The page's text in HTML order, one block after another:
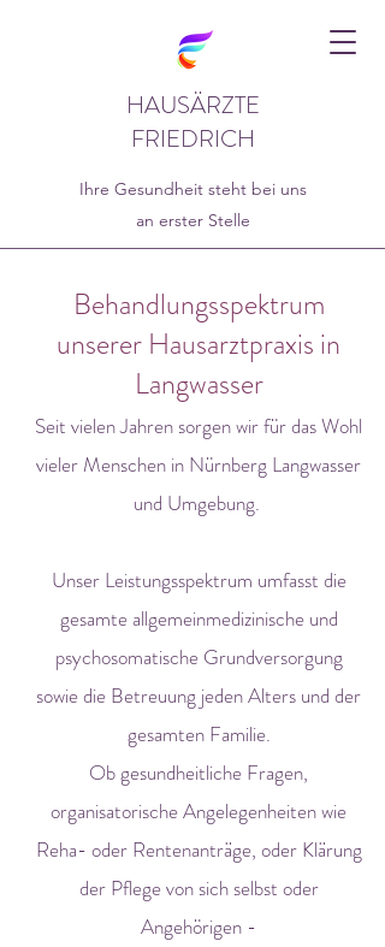
HAUSÄRZTE
FRIEDRICH
Ihre Gesundheit steht bei uns
an erster Stelle
Seit vielen Jahren sorgen wir für das Wohl
vieler Menschen in Nürnberg Langwasser
und Umgebung.
Unser Leistungsspektrum umfasst die
gesamte allgemeinmedizinische und
psychosomatische Grundversorgung
sowie die Betreuung jeden Alters und der
gesamten Familie.
Ob gesundheitliche Fragen,
organisatorische Angelegenheiten wie
Reha- oder Rentenanträge, oder Klärung
der Pflege von sich selbst oder
Angehörigen -
Behandlungsspektrum
unserer Hausarztpraxis in
Langwasser